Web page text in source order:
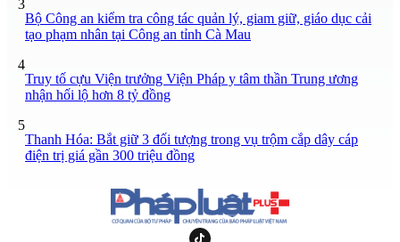
3
Bộ Công an kiểm tra công tác quản lý, giam giữ, giáo dục cải
tạo phạm nhân tại Công an tỉnh Cà Mau
4
Truy tố cựu Viện trưởng Viện Pháp y tâm thần Trung ương
nhận hối lộ hơn 8 tỷ đồng
5
Thanh Hóa: Bắt giữ 3 đối tượng trong vụ trộm cắp dây cáp
điện trị giá gần 300 triệu đồng